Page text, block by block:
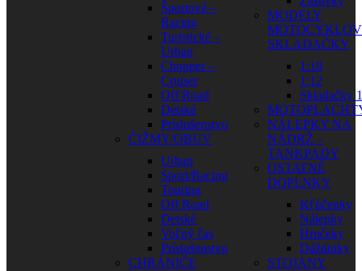
Športové –
Racing
Turistické –
Urban
Chopper –
Cruiser
Off Road
Detské
Príslušenstvo
ČIŽMY/OBUV
Urban
Sport/Racing
Touring
Off Road
Detské
Voľný čas
Príslušenstvo
CHRÁNIČE
MODELY
SKLADAČKY
1:18
1:12
Skladačky
NÁLEPKY NA
NÁDRŽ –
TANKPADY
OSTATNÉ
DOPLNKY
Kľúčenky
Nálepky
Hrnčeky
Dáždniky
STOJANY